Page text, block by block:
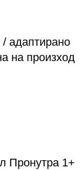
адаптирано
на произход
Пронутра 1+